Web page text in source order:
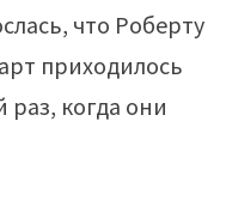
что Роберту
приходилось
когда они